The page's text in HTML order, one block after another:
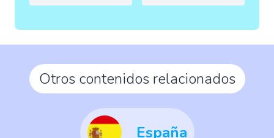
Otros contenidos relacionados
España